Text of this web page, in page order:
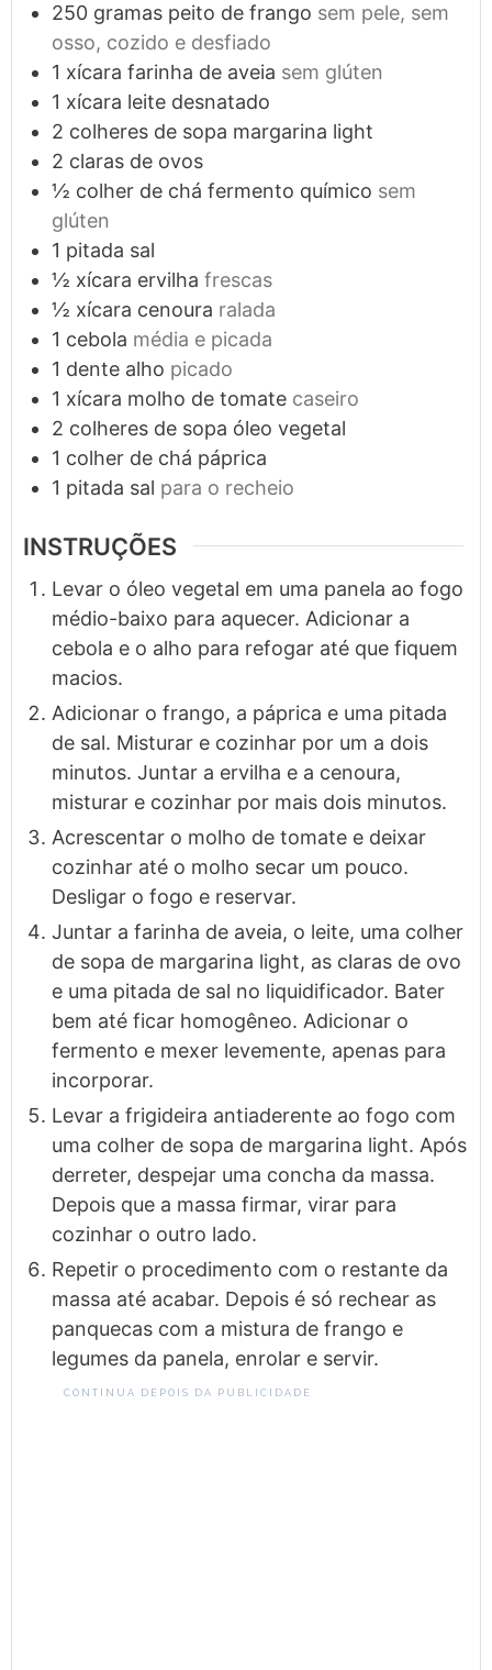
250 gramas peito de frango sem pele, sem
osso, cozido e desfiado
1 xícara farinha de aveia sem glúten
1 xícara leite desnatado
2 colheres de sopa margarina light
2 claras de ovos
½ colher de chá fermento químico sem
glúten
1 pitada sal
½ xícara ervilha frescas
½ xícara cenoura ralada
1 cebola média e picada
1 dente alho picado
1 xícara molho de tomate caseiro
2 colheres de sopa óleo vegetal
1 colher de chá páprica
1 pitada sal para o recheio
INSTRUÇÕES
Levar o óleo vegetal em uma panela ao fogo
médio-baixo para aquecer. Adicionar a
cebola e o alho para refogar até que fiquem
macios.
Adicionar o frango, a páprica e uma pitada
de sal. Misturar e cozinhar por um a dois
minutos. Juntar a ervilha e a cenoura,
misturar e cozinhar por mais dois minutos.
Acrescentar o molho de tomate e deixar
cozinhar até o molho secar um pouco.
Desligar o fogo e reservar.
Juntar a farinha de aveia, o leite, uma colher
de sopa de margarina light, as claras de ovo
e uma pitada de sal no liquidificador. Bater
bem até ficar homogêneo. Adicionar o
fermento e mexer levemente, apenas para
incorporar.
Levar a frigideira antiaderente ao fogo com
uma colher de sopa de margarina light. Após
derreter, despejar uma concha da massa.
Depois que a massa firmar, virar para
cozinhar o outro lado.
Repetir o procedimento com o restante da
massa até acabar. Depois é só rechear as
panquecas com a mistura de frango e
legumes da panela, enrolar e servir.
CONTINUA DEPOIS DA PUBLICIDADE